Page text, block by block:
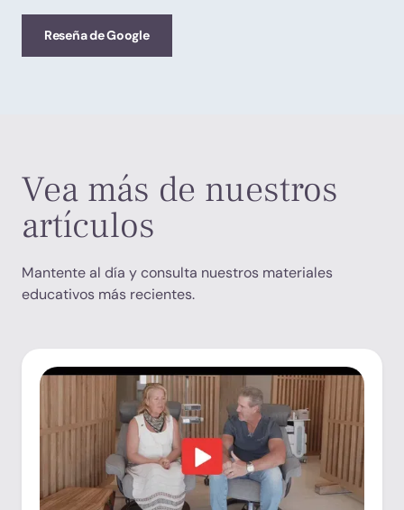
Reseña de Google
Vea más de nuestros
artículos
Mantente al día y consulta nuestros materiales
educativos más recientes.